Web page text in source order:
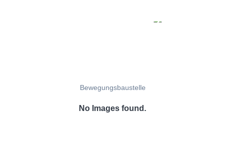
Bewegungsbaustelle
No Images found.